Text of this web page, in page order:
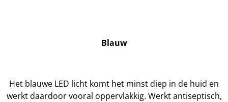
Blauw
Het blauwe LED licht komt het minst diep in de huid en
werkt daardoor vooral oppervlakkig. Werkt antiseptisch,